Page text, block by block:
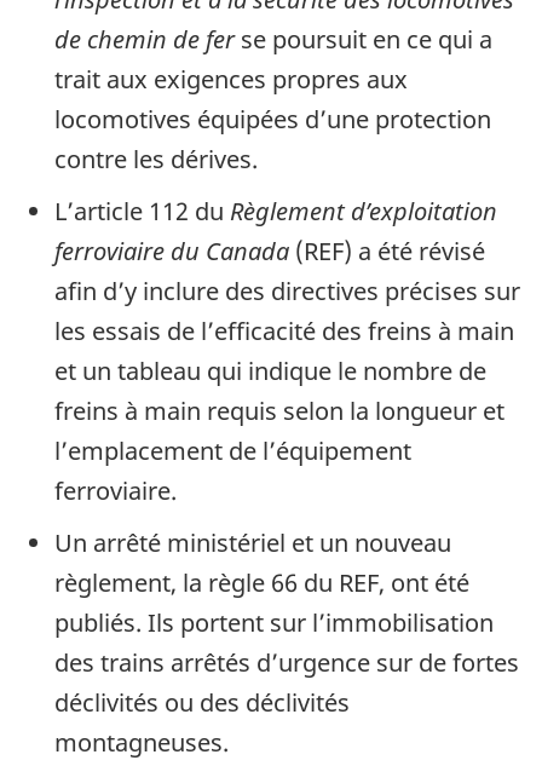
de chemin de ferse poursuit en ce qui a
trait aux exigences propres aux
locomotives équipées d’une protection
contre les dérives.
L’article 112 du Règlement d’exploitation
ferroviaire du Canada (REF) a été révisé
afin d’y inclure des directives précises sur
les essais de l’efficacité des freins à main
et un tableau qui indique le nombre de
freins à main requis selon la longueur et
l’emplacement de l’équipement
ferroviaire.
Un arrêté ministériel et un nouveau
règlement, la règle 66 du REF, ont été
publiés. Ils portent sur l’immobilisation
des trains arrêtés d’urgence sur de fortes
déclivités ou des déclivités
montagneuses.